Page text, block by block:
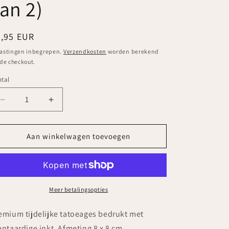
2)
EUR
inbegrepen. Verzendkosten worden berekend
checkout.
Aantal
verlagen
voor
Tattoonie
-
zwemmende
van
Aantal
verhogen
voor
Tattoonie
-
voor
zwemmende
dames
van
Aan winkelwagen toevoegen
Meer betalingsopties
tijdelijke tatoeages bedrukt met